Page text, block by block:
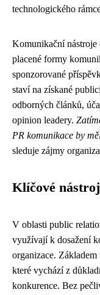
technologického
Komunikační nástroje
placené formy
sponzorované
staví na získané
odborných článků,
opinion leadery.
PR komunikace by
sleduje zájmy
Klíčové
V oblasti public
využívají k dosažení
organizace. Základem
které vychází z
konkurence. Bez